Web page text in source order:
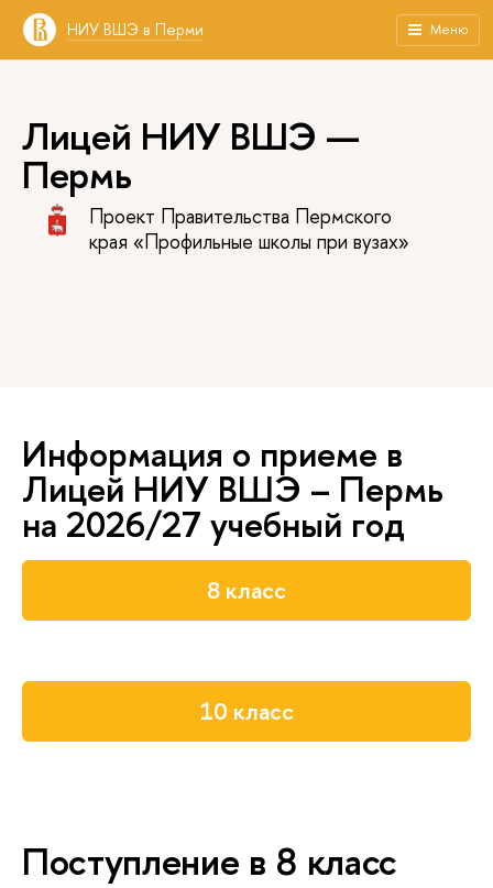
НИУ ВШЭ в Перми Меню
Лицей НИУ ВШЭ —
Пермь
Проект Правительства Пермского
края «Профильные школы при вузах»
Информация о приеме в
Лицей НИУ ВШЭ – Пермь
на 2026/27 учебный год
8 класс
10 класс
Поступление в 8 класс